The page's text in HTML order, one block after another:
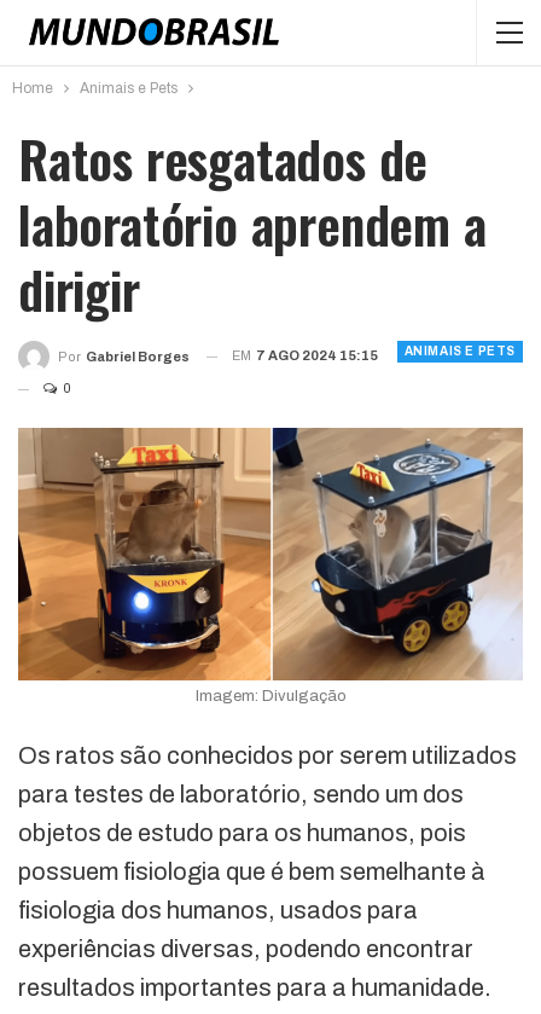
Home Animais e Pets
Ratos resgatados de
laboratório aprendem a
dirigir
ANIMAIS E PETS
Por Gabriel Borges EM 7 AGO 2024 15:15
0
Imagem: Divulgação
Os ratos são conhecidos por serem utilizados
para testes de laboratório, sendo um dos
objetos de estudo para os humanos, pois
possuem fisiologia que é bem semelhante à
fisiologia dos humanos, usados para
experiências diversas, podendo encontrar
resultados importantes para a humanidade.